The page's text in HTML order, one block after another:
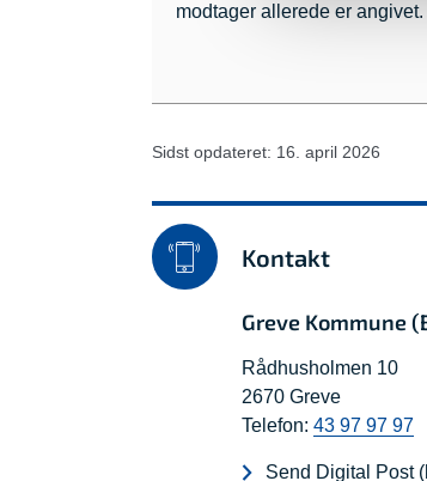
modtager allerede er angivet.
Sidst opdateret: 16. april 2026
Kontakt
Greve Kommune
Rådhusholmen 10
2670 Greve
Telefon: 43 97 97 97
Send Digital Post